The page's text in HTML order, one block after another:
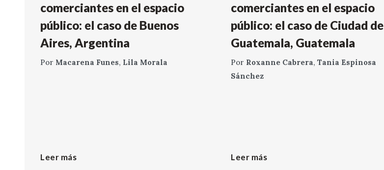
comerciantes en el espacio
público: el caso de Buenos
Aires, Argentina
Por Macarena Funes, Lila Morala
Leer más
comerciantes en el espacio
público: el caso de Ciudad de
Guatemala, Guatemala
Por Roxanne Cabrera, Tania Espinosa
Sánchez
Leer más